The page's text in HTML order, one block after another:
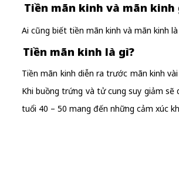
Tiền mãn kinh và mãn
Ai cũng biết tiền mãn kinh và mãn kinh
Tiền mãn kinh là gì?
Tiền mãn kinh diễn ra trước mãn kinh
Khi buồng trứng và tử cung suy giảm
tuổi 40 – 50 mang đến những cảm xúc